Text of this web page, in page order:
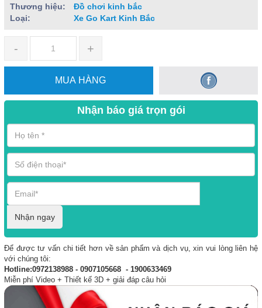
Thương hiệu:
Đồ chơi kinh bắc
Loại:
Xe Go Kart Kinh Bắc
- +
MUA HÀNG
Nhận báo giá trọn gói
Nhận ngay
Để được tư vấn chi tiết hơn về sản phẩm và dịch vụ, xin vui lòng liên hệ
với chúng tôi:
Hotline:0972138988 - 0907105668 - 1900633469
Miễn phí Video + Thiết kế 3D + giải đáp câu hỏi